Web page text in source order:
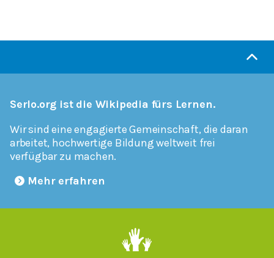
Serlo.org ist die Wikipedia fürs Lernen.
Wir sind eine engagierte Gemeinschaft, die daran
arbeitet, hochwertige Bildung weltweit frei
verfügbar zu machen.
Mehr erfahren